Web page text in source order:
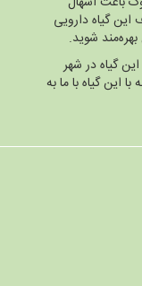
گیاه دارویی
شوید.
این گیاه در شهر
این گیاه با ما به